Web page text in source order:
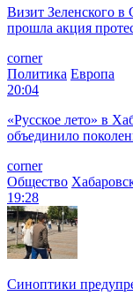
Визит Зеленского в
прошла акция
corner
Политика Европа
20:04
«Русское лето» в
объединило
corner
Общество
19:28
Синоптики